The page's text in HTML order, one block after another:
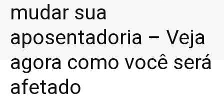
mudar sua
aposentadoria – Veja
agora como você será
afetado